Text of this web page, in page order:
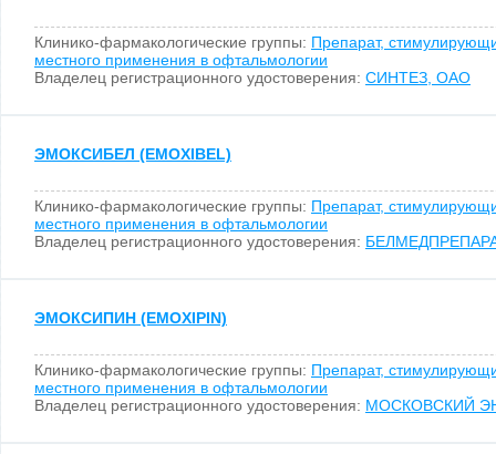
Клинико-фармакологические группы: Препарат,
местного применения в офтальмологии
Владелец регистрационного удостоверения: СИНТЕЗ, ОАО
ЭМОКСИБЕЛ (EMOXIBEL)
Клинико-фармакологические группы: Препарат,
местного применения в офтальмологии
Владелец регистрационного удостоверения:
ЭМОКСИПИН (EMOXIPIN)
Клинико-фармакологические группы: Препарат,
местного применения в офтальмологии
Владелец регистрационного удостоверения: МОСКОВСКИЙ